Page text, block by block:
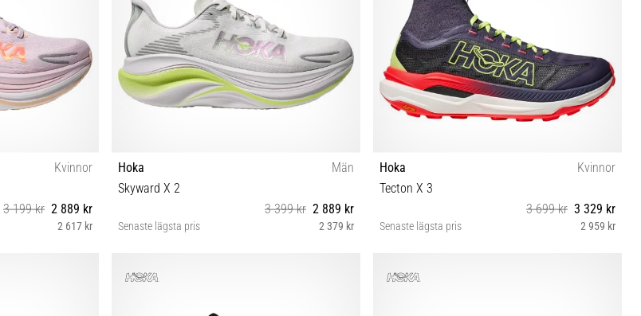
Kvinnor
3 199 kr 2 889 kr
2 617 kr
Hoka
Män
Skyward X 2
3 399 kr 2 889 kr
Senaste lägsta pris 2 379 kr
Hoka
Kvinnor
Tecton X 3
3 699 kr 3 329 kr
Senaste lägsta pris 2 959 kr